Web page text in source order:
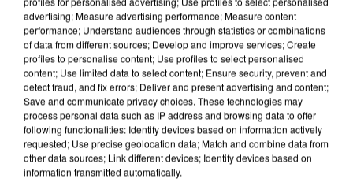
LES INTERVIEWS CHANTE
FRANCE
Voir plus
"JE SUIS À DISPOSITION DES
ENFOIRÉS"
advertising; Measure advertising performance; Measure content
performance; Understand audiences through statistics or combinations
of data from different sources; Develop and improve services; Create
profiles to personalise content; Use profiles to select personalised
content; Use limited data to select content; Ensure security, prevent and
detect fraud, and fix errors; Deliver and present advertising and content;
Save and communicate privacy choices. These technologies may
process personal data such as IP address and browsing data to offer
following functionalities: Identify devices based on information actively
requested; Use precise geolocation data; Match and combine data from
other data sources; Link different devices; Identify devices based on
information transmitted automatically.